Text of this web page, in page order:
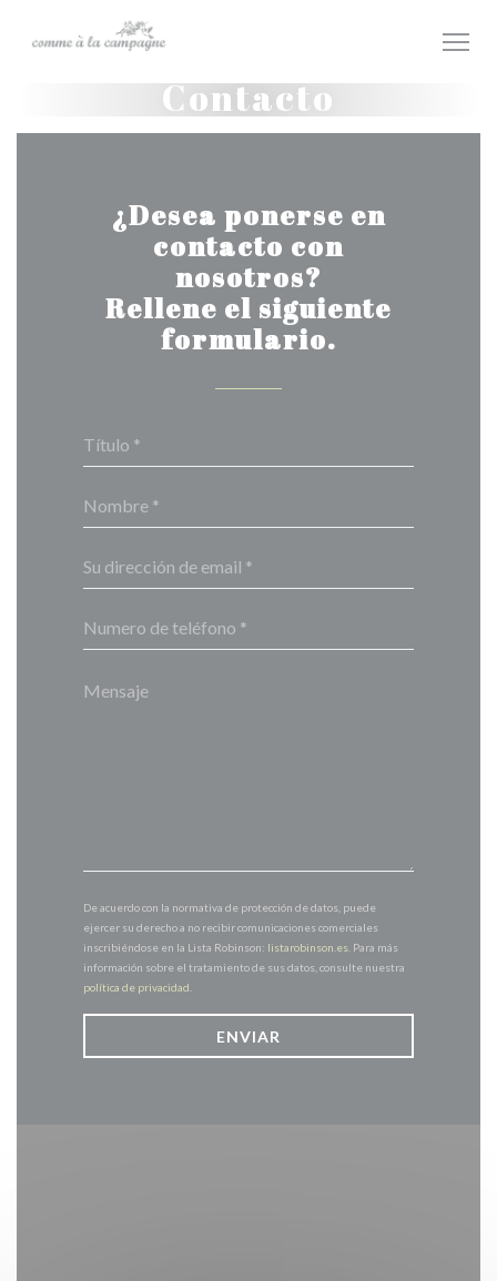
Contacto
¿Desea ponerse en
contacto con
nosotros?
Rellene el siguiente
formulario.
De acuerdo con la normativa de protección de datos, puede
ejercer su derecho a no recibir comunicaciones comerciales
inscribiéndose en la Lista Robinson: listarobinson.es . Para más
información sobre el tratamiento de sus datos, consulte nuestra
política de privacidad